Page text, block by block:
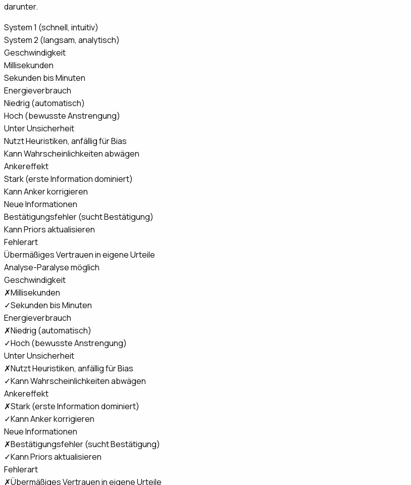
darunter.
System 1 (schnell, intuitiv)
System 2 (langsam, analytisch)
Geschwindigkeit
Millisekunden
Sekunden bis Minuten
Energieverbrauch
Niedrig (automatisch)
Hoch (bewusste Anstrengung)
Unter Unsicherheit
Nutzt Heuristiken, anfällig für Bias
Kann Wahrscheinlichkeiten abwägen
Ankereffekt
Stark (erste Information dominiert)
Kann Anker korrigieren
Neue Informationen
Bestätigungsfehler (sucht Bestätigung)
Kann Priors aktualisieren
Fehlerart
Übermäßiges Vertrauen in eigene Urteile
Analyse-Paralyse möglich
Geschwindigkeit
✗Millisekunden
✓Sekunden bis Minuten
Energieverbrauch
✗Niedrig (automatisch)
✓Hoch (bewusste Anstrengung)
Unter Unsicherheit
✗Nutzt Heuristiken, anfällig für Bias
✓Kann Wahrscheinlichkeiten abwägen
Ankereffekt
✗Stark (erste Information dominiert)
✓Kann Anker korrigieren
Neue Informationen
✗Bestätigungsfehler (sucht Bestätigung)
✓Kann Priors aktualisieren
Fehlerart
✗Übermäßiges Vertrauen in eigene Urteile